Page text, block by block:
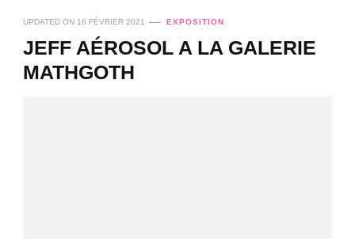
UPDATED ON 16 FÉVRIER 2021 EXPOSITION
JEFF AÉROSOL A LA GALERIE
MATHGOTH